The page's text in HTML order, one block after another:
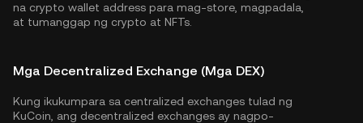
na crypto wallet address para mag-store, magpadala,
at tumanggap ng crypto at NFTs.
Mga Decentralized Exchange (Mga DEX)
Kung ikukumpara sa centralized exchanges tulad ng
KuCoin, ang decentralized exchanges ay nagpo-